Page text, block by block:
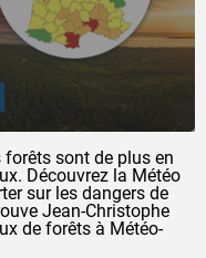
sont de plus en
Découvrez la Météo
sur les dangers de
Jean-Christophe
de forêts à Météo-